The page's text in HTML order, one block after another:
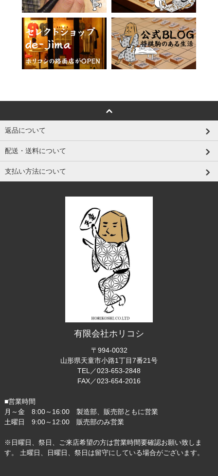
返品について
配送・送料について
支払い方法について
有限会社ホリコシ
〒994-0032
山形県天童市小路1丁目7番21号
TEL／023-653-2848
FAX／023-654-2016
■営業時間
月～金 8:00～16:00 製造部、販売部ともに営業
土曜日 9:00～12:00 販売部のみ営業
※日曜日、祭日、ご来店希望の方は営業時間要確認お願い致しま
す。 土曜日、日曜日、祭日は留守にしている場合がございます。